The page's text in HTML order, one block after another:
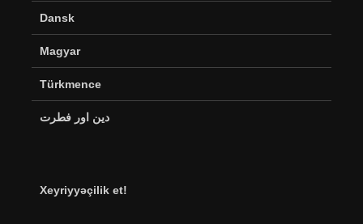
Dansk
Magyar
Türkmence
دین اور فطرت
Xeyriyyəçilik et!